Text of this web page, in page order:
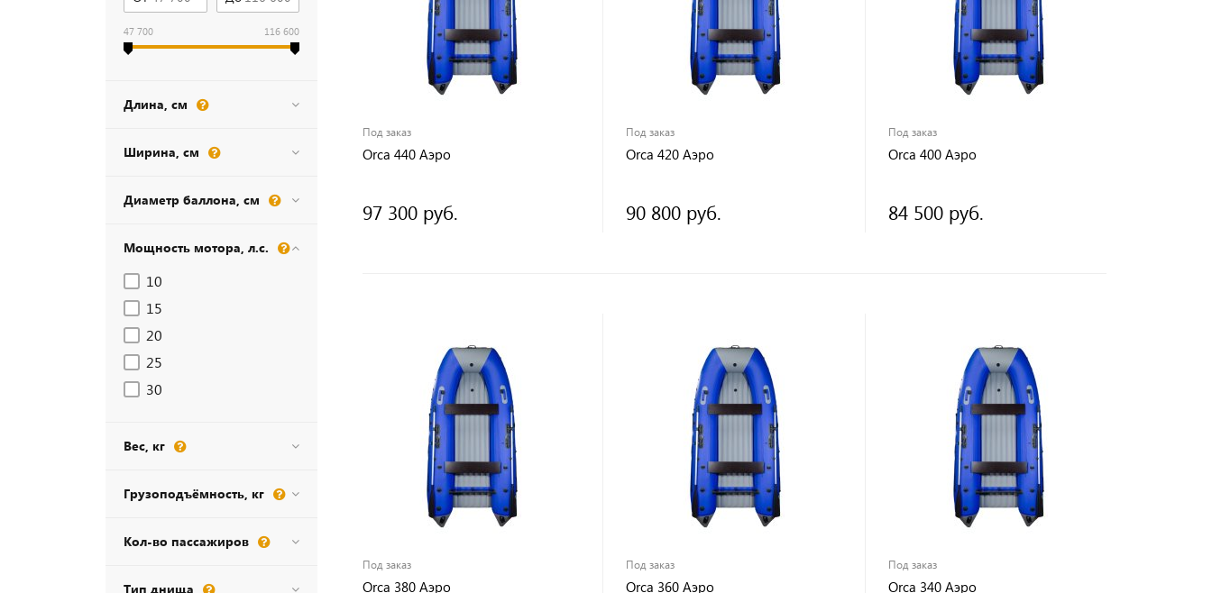
47 700 116 600
Длина, см
Ширина, см
Диаметр баллона, см
Мощность мотора, л.с.
10
15
20
25
30
Вес, кг
Грузоподъёмность, кг
Кол-во пассажиров
Тип днища
Под заказ
Orca 440 Аэро
97 300 руб.
Под заказ
Orca 420 Аэро
90 800 руб.
Под заказ
Orca 400 Аэро
84 500 руб.
Под заказ
Orca 380 Аэро
Под заказ
Orca 360 Аэро
Под заказ
Orca 340 Аэро